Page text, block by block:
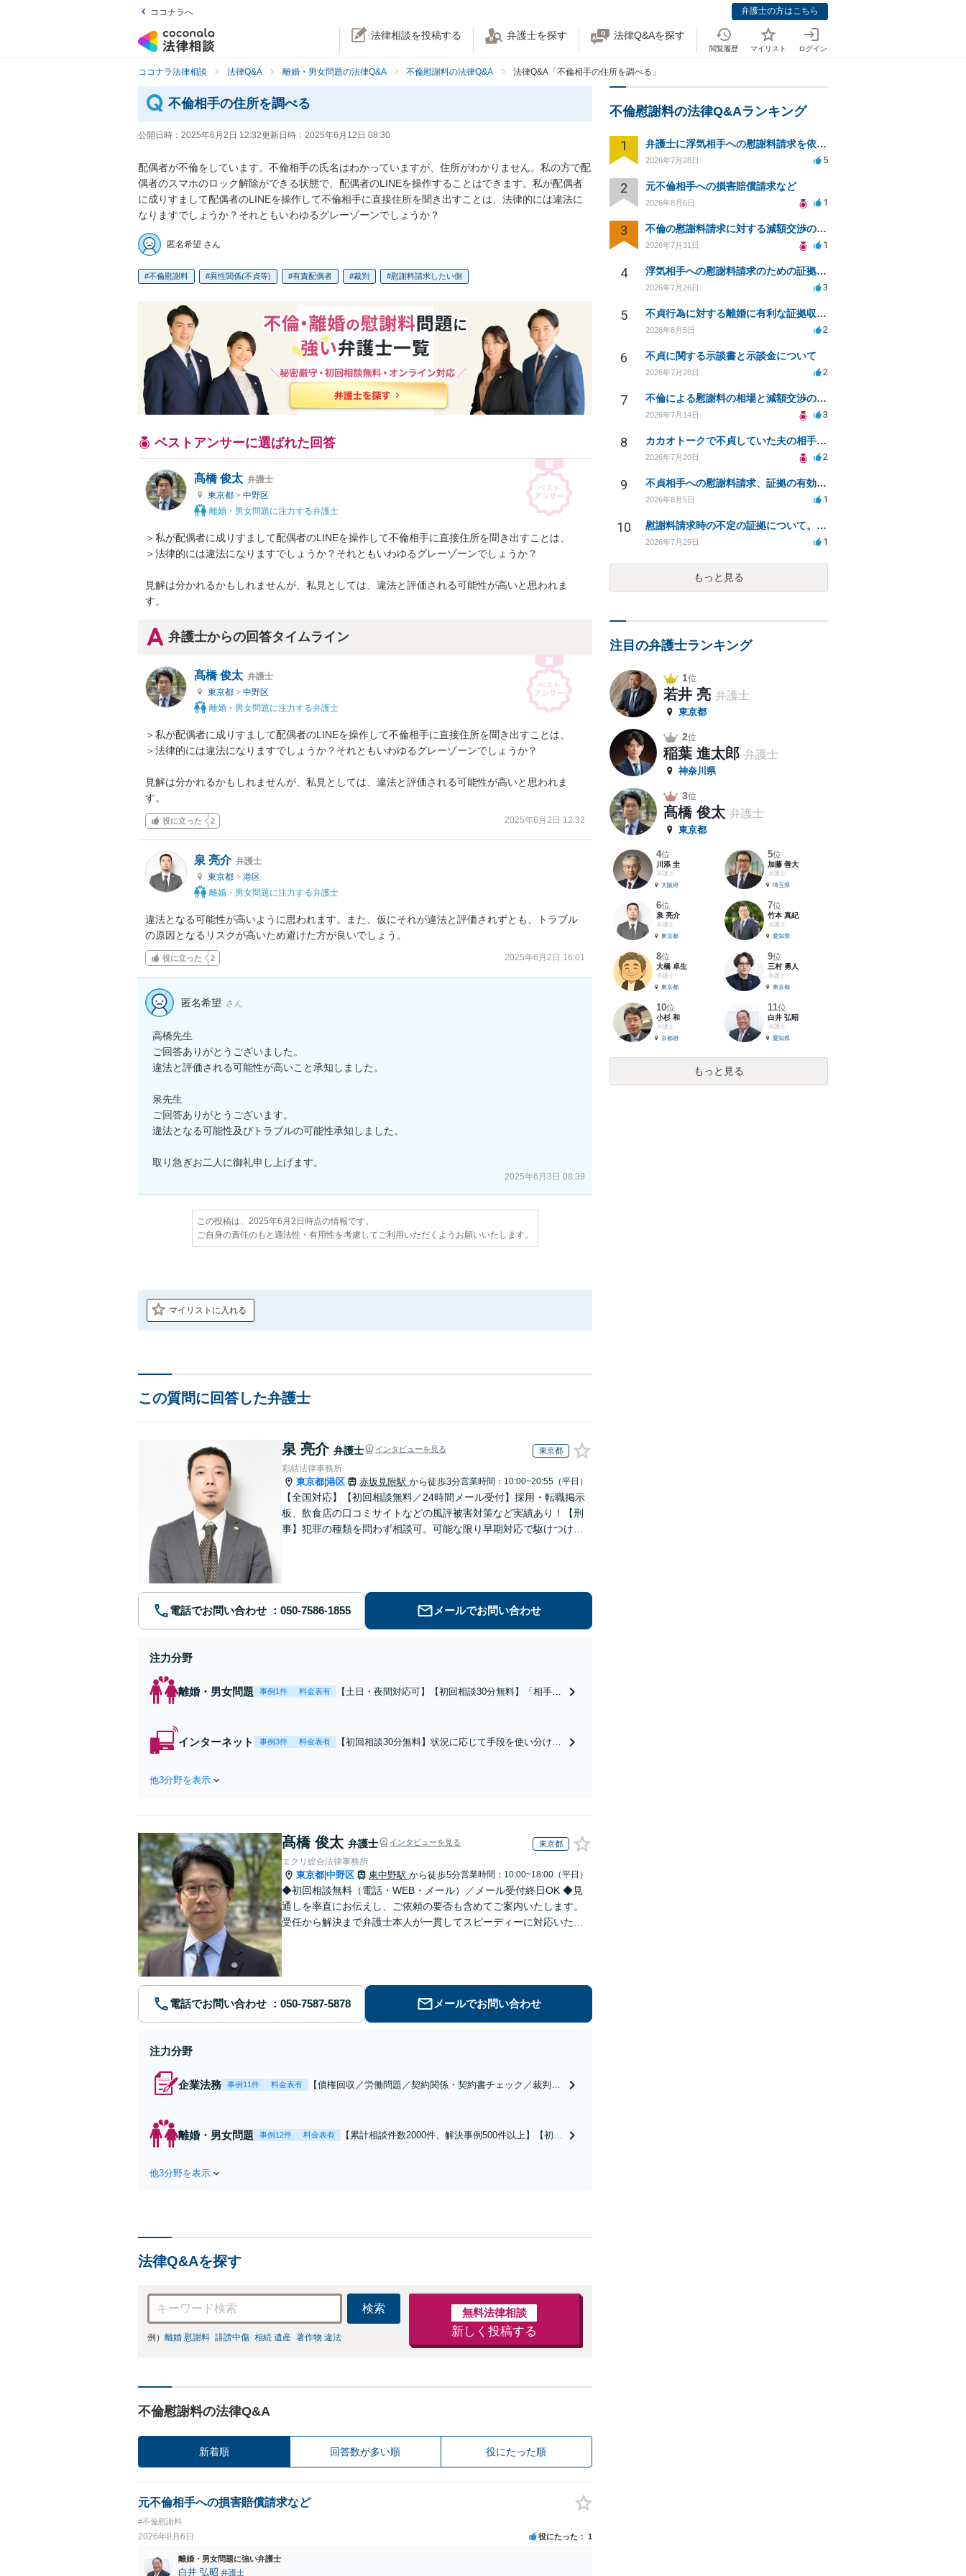
ココナラへ 弁護士の方はこちら
法律相談を投稿する 弁護士を探す 法律Q&Aを探す
閲覧履歴 マイリスト ログイン
ココナラ法律相談 法律Q&A 離婚・男女問題の法律Q&A 不倫慰謝料の法律Q&A 法律Q&A「不倫相手の住所を調べる」
不倫相手の住所を調べる
公開日時： 2025年6月2日 12:32更新日時： 2025年6月12日 08:30
配偶者が不倫をしています。不倫相手の氏名はわかっていますが、住所がわかりません。私の方で配
偶者のスマホのロック解除ができる状態で、配偶者のLINEを操作することはできます。私が配偶者
に成りすまして配偶者のLINEを操作して不倫相手に直接住所を聞き出すことは、法律的には違法に
なりますでしょうか？それともいわゆるグレーゾーンでしょうか？
匿名希望 さん
不倫慰謝料 異性関係(不貞等) 有責配偶者 裁判 慰謝料請求したい側
ベストアンサーに選ばれた回答
髙橋 俊太 弁護士
東京都 > 中野区
離婚・男女問題に注力する弁護士
＞私が配偶者に成りすまして配偶者のLINEを操作して不倫相手に直接住所を聞き出すことは、
＞法律的には違法になりますでしょうか？それともいわゆるグレーゾーンでしょうか？
見解は分かれるかもしれませんが、私見としては、違法と評価される可能性が高いと思われま
す。
弁護士からの回答タイムライン
髙橋 俊太 弁護士
東京都 > 中野区
離婚・男女問題に注力する弁護士
＞私が配偶者に成りすまして配偶者のLINEを操作して不倫相手に直接住所を聞き出すことは、
＞法律的には違法になりますでしょうか？それともいわゆるグレーゾーンでしょうか？
見解は分かれるかもしれませんが、私見としては、違法と評価される可能性が高いと思われま
す。
役に立った 2 2025年6月2日 12:32
泉 亮介 弁護士
東京都 > 港区
離婚・男女問題に注力する弁護士
違法となる可能性が高いように思われます。また、仮にそれが違法と評価されずとも、トラブル
の原因となるリスクが高いため避けた方が良いでしょう。
役に立った 2 2025年6月2日 16:01
匿名希望 さん
高橋先生
ご回答ありがとうございました。
違法と評価される可能性が高いこと承知しました。
泉先生
ご回答ありがとうございます。
違法となる可能性及びトラブルの可能性承知しました。
取り急ぎお二人に御礼申し上げます。
2025年6月3日 08:39
この投稿は、2025年6月2日時点の情報です。
ご自身の責任のもと適法性・有用性を考慮してご利用いただくようお願いいたします。
マイリストに入れる
この質問に回答した弁護士
泉 亮介 弁護士 インタビューを見る 東京都
彩結法律事務所
東京都 港区 赤坂見附駅 から徒歩3分営業時間：10:00~20:55（平日）
【全国対応】【初回相談無料／24時間メール受付】採用・転職掲示
板、飲食店の口コミサイトなどの風評被害対策など実績あり！【刑
事】犯罪の種類を問わず相談可。可能な限り早期対応で駆けつけサ
電話でお問い合わせ メールでお問い合わせ
注力分野
離婚・男女問題 事例1件 料金表有
【土日・夜間対応可】【初回相談30分無料】「相手方
金額アップ／減額交渉も対応可」【完全個室対応】
インターネット 事例3件 料金表有
【初回相談30分無料】状況に応じて手段を使い分け、
他3分野を表示
髙橋 俊太 弁護士 インタビューを見る 東京都
エクリ総合法律事務所
東京都 中野区 東中野駅 から徒歩5分営業時間：10:00~18:00（平日）
◆初回相談無料（電話・WEB・メール）／メール受付終日OK ◆見
通しを率直にお伝えし、ご依頼の要否も含めてご案内いたします。
受任から解決まで弁護士本人が一貫してスピーディーに対応いたし
電話でお問い合わせ メールでお問い合わせ
注力分野
企業法務 事例11件 料金表有
【債権回収／労働問題／契約関係・契約書チェック／裁判対
をお探しの方もご相談ください！【顧問経験豊富】【個別案
件も対応OK】
離婚・男女問題 事例12件 料金表有
【累計相談件数2000件、解決事例500件以上】【初回
他3分野を表示
法律Q&Aを探す
検索
例） 離婚 慰謝料 誹謗中傷 相続 遺産 著作物 違法
無料法律相談
新しく投稿する
不倫慰謝料の法律Q&A
新着順 回答数が多い順 役にたった順
元不倫相手への損害賠償請求など
#不倫慰謝料
2026年8月6日 役にたった 1
離婚・男女問題に強い弁護士
白井 弘昭 弁護士
不倫慰謝料の法律Q&Aランキング
1 弁護士に浮気相手への慰謝料請求を依頼する費用相場は？
2026年7月28日 5
2 元不倫相手への損害賠償請求など
2026年8月6日 1
3 不倫の慰謝料請求に対する減額交渉の可能性と対策
2026年7月31日 1
4 浮気相手への慰謝料請求のための証拠集めと探偵選び
2026年7月26日 3
5 不貞行為に対する離婚に有利な証拠収集方法と法的手続きについて
2026年8月5日 2
6 不貞に関する示談書と示談金について
2026年7月28日 2
7 不倫による慰謝料の相場と減額交渉の可能性について
2026年7月14日 3
8 カカオトークで不貞していた夫の相手を特定したい
2026年7月20日 2
9 不貞相手への慰謝料請求、証拠の有効性と対応方法は？
2026年8月5日 1
10 慰謝料請求時の不定の証拠について。効力があるのか知りたい。
2026年7月29日 1
もっと見る
注目の弁護士ランキング
1位
若井 亮 弁護士
東京都
2位
稲葉 進太郎 弁護士
神奈川県
3位
髙橋 俊太 弁護士
東京都
4位
川添 圭
弁護士
大阪府
5位
加藤 善大
弁護士
埼玉県
6位
泉 亮介
弁護士
東京都
7位
竹本 真紀
弁護士
愛知県
8位
大橋 卓生
弁護士
東京都
9位
三村 勇人
弁護士
東京都
10位
小杉 和
弁護士
京都府
11位
白井 弘昭
弁護士
愛知県
もっと見る